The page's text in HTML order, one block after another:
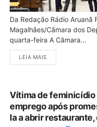
Da Redação Rádio
Magalhães/Câmara dos
quarta-feira A Câmara...
LEIA MAIS
Vítima de feminicídio
emprego após
la a abrir